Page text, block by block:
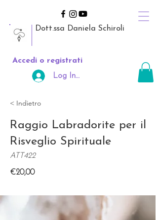
Dott.ssa Daniela Schiroli
Accedi o registrati
Log In Area Riservata
< Indietro
Raggio Labradorite per il
Risveglio Spirituale
ATT422
€20,00